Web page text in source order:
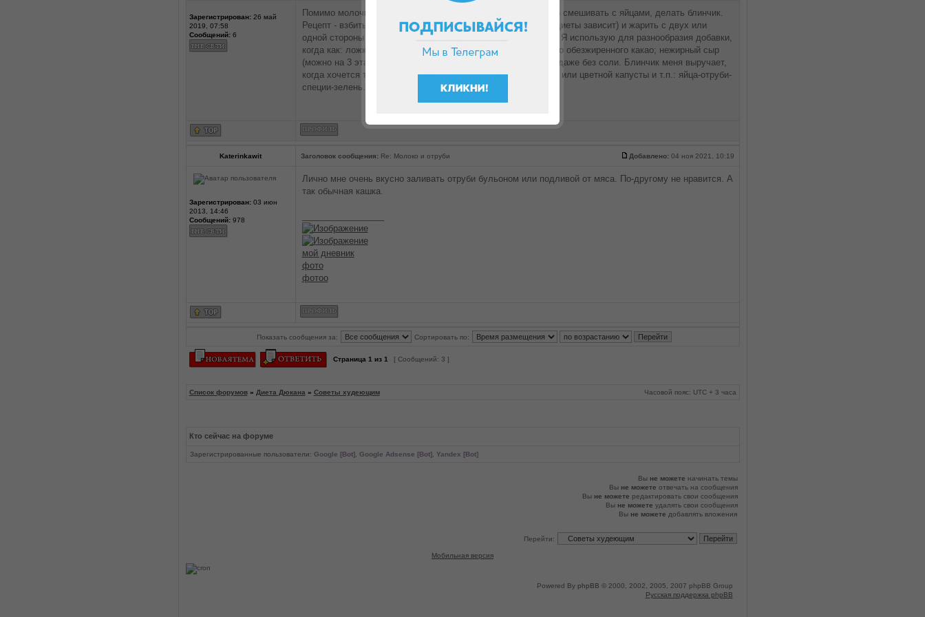
Зарегистрирован:26 май
2019, 07:58
Сообщений:6
Помимо молочных продуктов (молоко, кефир, йогурт), можно смешивать с яйцами, делать блинчик.
Рецепт - взбить яйцо, добавить 1-3 ложки отрубей (от этапа диеты зависит) и жарить с двух или
одной стороны 2-3 минуты на хорошей сковороде без масла. Я использую для разнообразия добавки,
когда как: ложка кефира или молока; подсластитель; немного обезжиренного какао; нежирный сыр
(можно на 3 этапе); специи; Но яйца-отруби тоже нормально даже без соли. Блинчик меня выручает,
когда хочется теста. Еще делаю кляр для жаренного минтая или цветной капусты и т.п.: яйца-отруби-
специи-зелень.
Katerinkawit Заголовок сообщения:Re: Молоко и отруби Добавлено:04 ноя 2021, 10:19
Зарегистрирован:03 июн
2013, 14:46
Сообщений:978
Лично мне очень вкусно заливать отруби бульоном или подливой от мяса. По-другому не нравится. А
так обычная кашка.
мой дневник
фото
фотоо
Показать сообщения за: Сортировать по:
Страница 1 из 1 [ Сообщений: 3 ]
Список форумов» Диета Дюкана » Советы худеющим Часовой пояс: UTC + 3 часа
Кто сейчас на форуме
Зарегистрированные пользователи: Google [Bot], Google Adsense [Bot], Yandex [Bot]
Вы не можете начинать темы
Вы не можете отвечать на сообщения
Вы не можете редактировать свои сообщения
Вы не можете удалять свои сообщения
Вы не можете добавлять вложения
Перейти:
Мобильная версия
Powered By phpBB © 2000, 2002, 2005, 2007 phpBB Group
Русская поддержка phpBB